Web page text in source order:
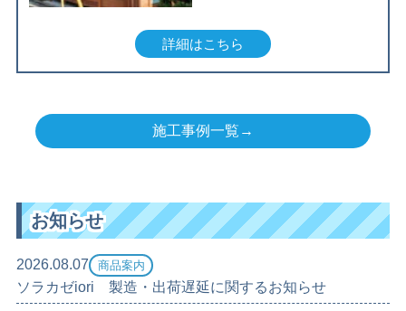
詳細はこちら
施工事例一覧→
お知らせ
2026.08.07 商品案内
ソラカゼiori 製造・出荷遅延に関するお知らせ